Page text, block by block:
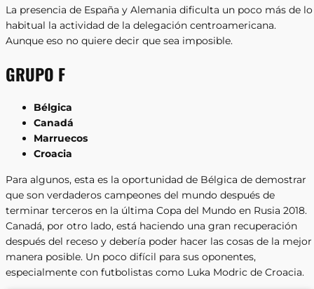
La presencia de España y Alemania dificulta un poco más de lo
habitual la actividad de la delegación centroamericana.
Aunque eso no quiere decir que sea imposible.
GRUPO F
Bélgica
Canadá
Marruecos
Croacia
Para algunos, esta es la oportunidad de Bélgica de demostrar
que son verdaderos campeones del mundo después de
terminar terceros en la última Copa del Mundo en Rusia 2018.
Canadá, por otro lado, está haciendo una gran recuperación
después del receso y debería poder hacer las cosas de la mejor
manera posible. Un poco difícil para sus oponentes,
especialmente con futbolistas como Luka Modric de Croacia.